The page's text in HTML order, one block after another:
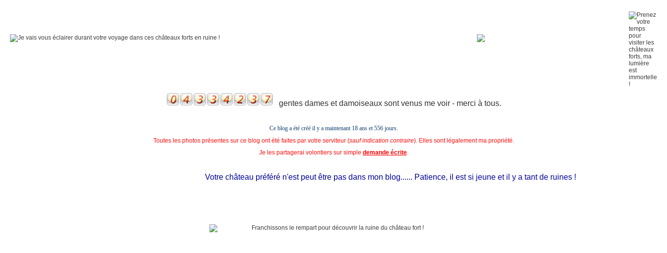
gentes dames et damoiseaux sont venus me voir - merci à tous.
Ce blog a été créé il y a maintenant 18 ans et556 jours.
Toutes les photos présentes sur ce blog ont été faites par votre serviteur (sauf indication contraire). Elles sont légalement ma propriété.
Je les partagerai volontiers sur simple demande écrite.
Votre château préféré n'est peut être pas dans mon blog...... Patience, il est si jeune et il y a tant de ruines !